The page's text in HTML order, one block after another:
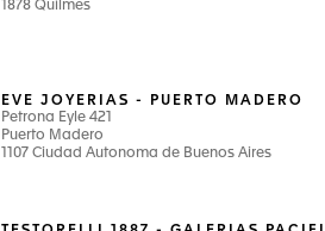
1878 Quilmes
EVE JOYERIAS - PUERTO MADERO
Petrona Eyle 421
Puerto Madero
1107 Ciudad Autonoma de Buenos Aires